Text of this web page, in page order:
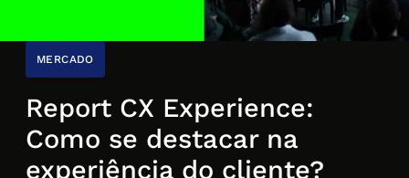
MERCADO
Report CX Experience:
Como se destacar na
experiência do cliente?